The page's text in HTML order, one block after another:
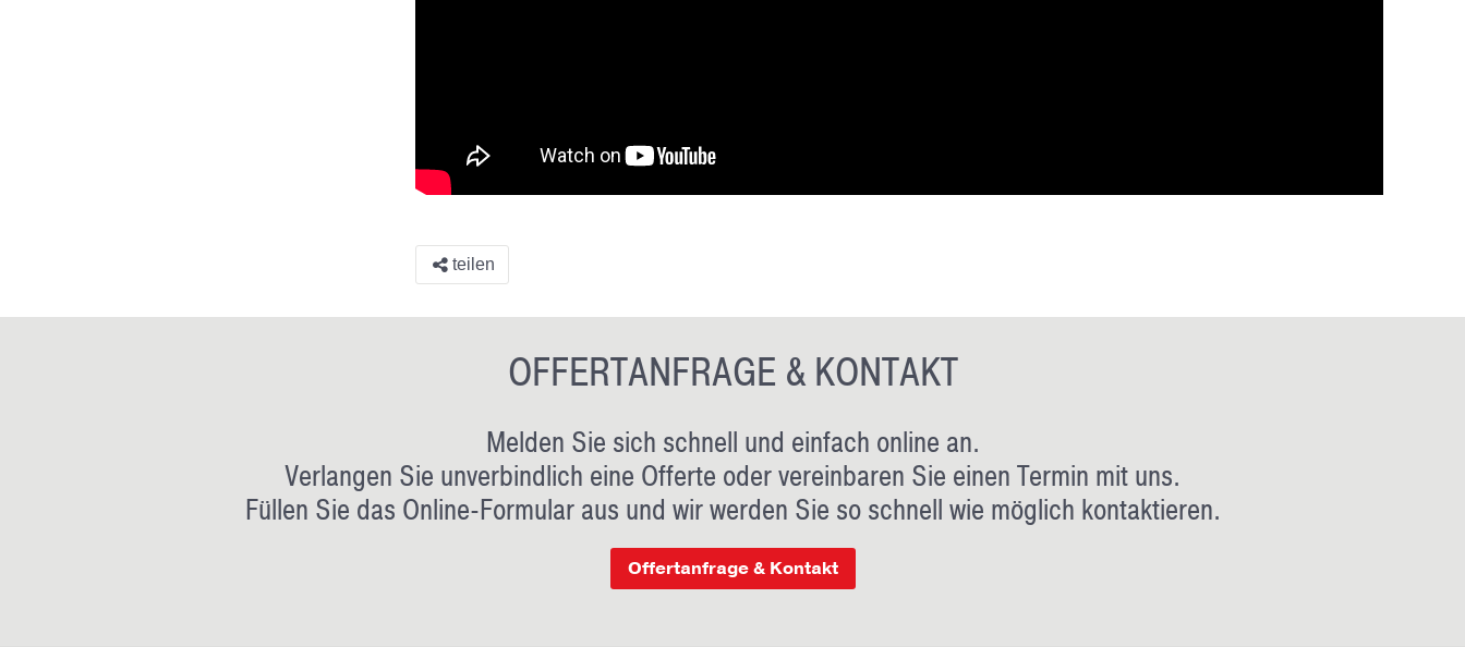
teilen
OFFERTANFRAGE & KONTAKT
Melden Sie sich schnell und einfach online an.
Verlangen Sie unverbindlich eine Offerte oder vereinbaren Sie einen Termin mit uns.
Füllen Sie das Online-Formular aus und wir werden Sie so schnell wie möglich kontaktieren.
Offertanfrage & Kontakt